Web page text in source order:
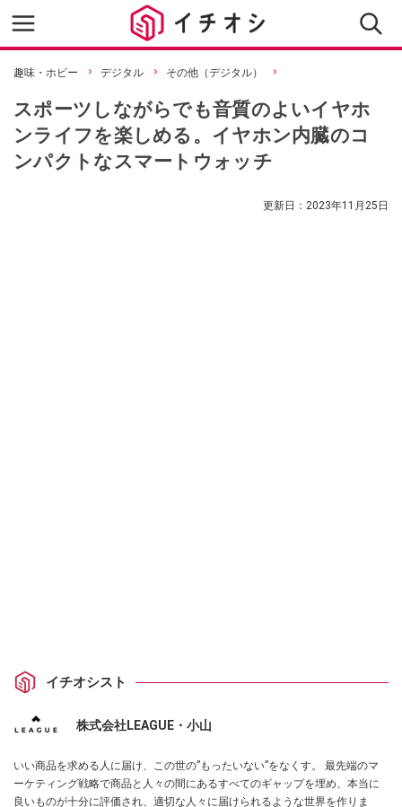
趣味・ホビー デジタル その他（デジタル）
スポーツしながらでも音質のよいイヤホ
ンライフを楽しめる。イヤホン内臓のコ
ンパクトなスマートウォッチ
更新日： 2023年11月25日
イチオシスト
株式会社LEAGUE・小山
いい商品を求める人に届け、この世の”もったいない”をなくす。 最先端のマ
ーケティング戦略で商品と人々の間にあるすべてのギャップを埋め、本当に
良いものが十分に評価され、適切な人々に届けられるような世界を作りま